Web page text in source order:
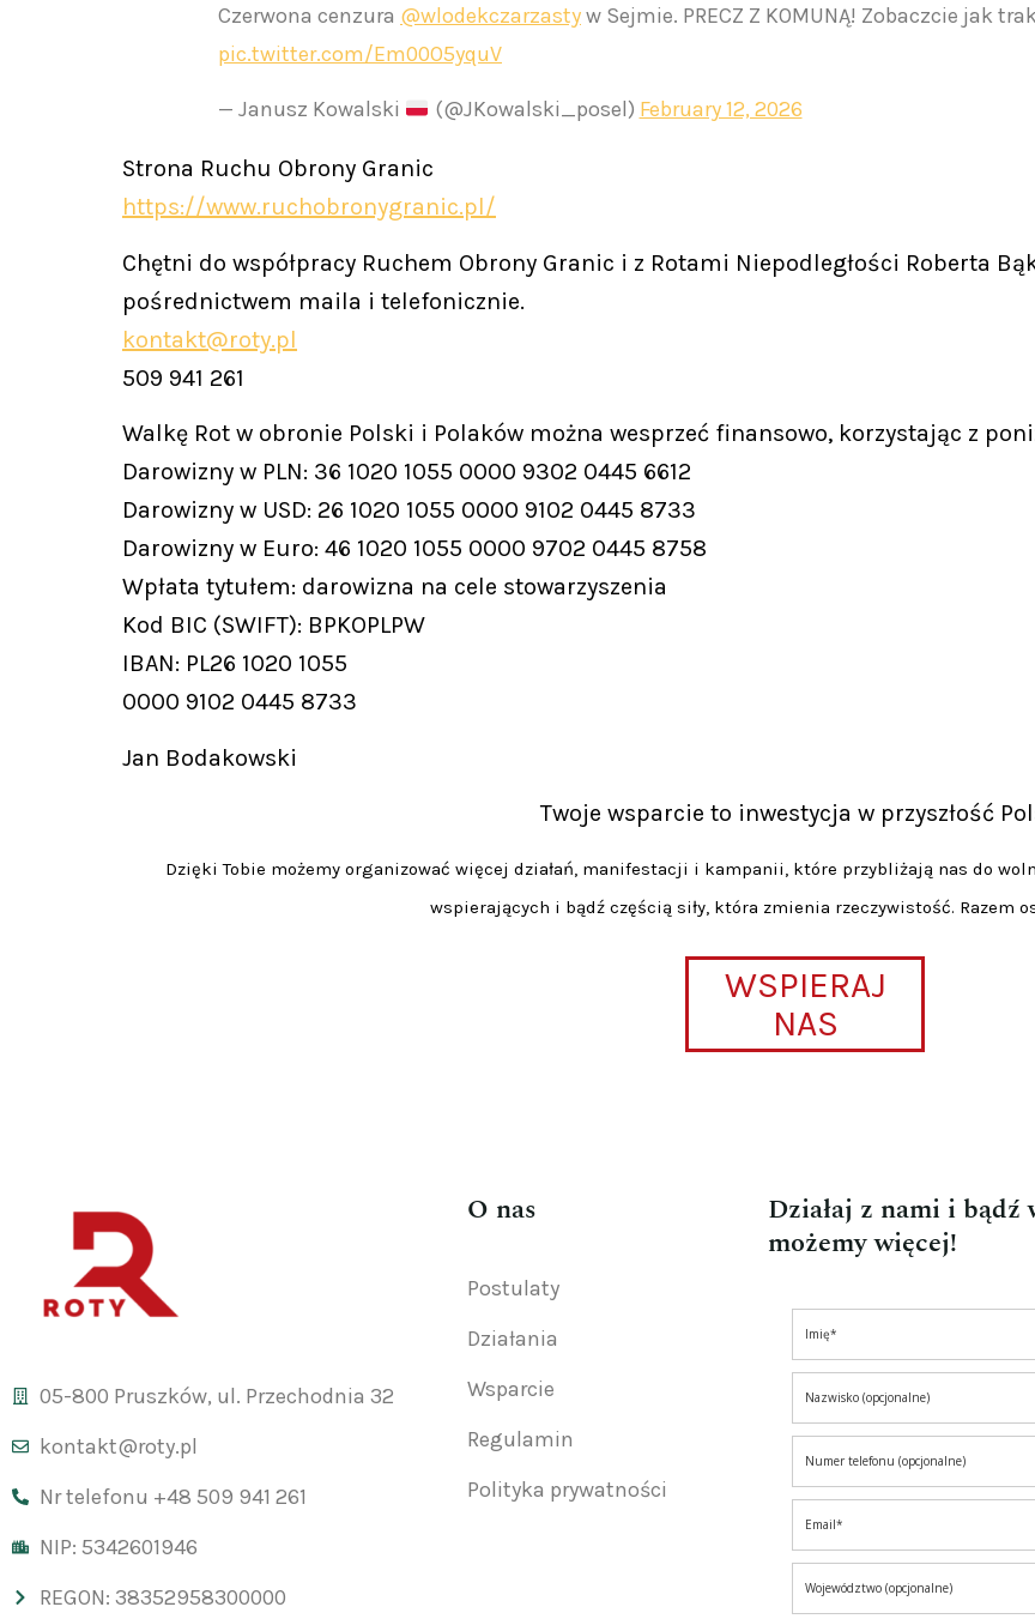
Czerwona cenzura @wlodekczarzastyw Sejmie. PRECZ Z KOMUNĄ! Zobaczcie jak
pic.twitter.com/Em00O5yquV
— Janusz Kowalski (@JKowalski_posel) February 12, 2026
Strona Ruchu Obrony Granic
https://www.ruchobronygranic.pl/
Chętni do współpracy Ruchem Obrony Granic i z Rotami Niepodległości Roberta
pośrednictwem maila i telefonicznie.
kontakt@roty.pl
509 941 261
Walkę Rot w obronie Polski i Polaków można wesprzeć finansowo, korzystając z
Darowizny w PLN: 36 1020 1055 0000 9302 0445 6612
Darowizny w USD: 26 1020 1055 0000 9102 0445 8733
Darowizny w Euro: 46 1020 1055 0000 9702 0445 8758
Wpłata tytułem: darowizna na cele stowarzyszenia
Kod BIC (SWIFT): BPKOPLPW
IBAN: PL26 1020 1055
0000 9102 0445 8733
Jan Bodakowski
Twoje wsparcie to inwestycja w przyszłość
Dzięki Tobie możemy organizować więcej działań, manifestacji i kampanii, które przybliżają nas do
wspierających i bądź częścią siły, która zmienia rzeczywistość. Razem
WSPIERAJ
NAS
05-800 Pruszków, ul. Przechodnia 32
kontakt@roty.pl
Nr telefonu +48 509 941 261
NIP: 5342601946
REGON: 38352958300000
O nas
Postulaty
Działania
Wsparcie
Regulamin
Polityka prywatności
Działaj z nami i bądź
możemy więcej!